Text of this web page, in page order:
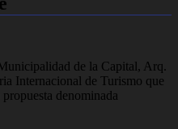
de la Capital, Arq.
Internacional de Turismo que
denominada